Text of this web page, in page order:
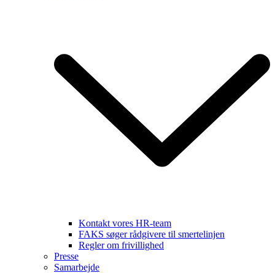
Kontakt vores HR-team
FAKS søger rådgivere til smertelinjen
Regler om frivillighed
Presse
Samarbejde